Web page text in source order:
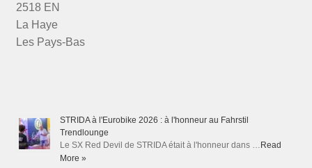
2518 EN
La Haye
Les Pays-Bas
STRIDA à l'Eurobike 2026 : à l'honneur au Fahrstil
Trendlounge
Le SX Red Devil de STRIDA était à l'honneur dans … Read
More »